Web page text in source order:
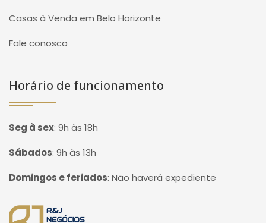
Casas à Venda em Belo Horizonte
Fale conosco
Horário de funcionamento
Seg à sex: 9h às 18h
Sábados: 9h às 13h
Domingos e feriados: Não haverá expediente
Página inicial